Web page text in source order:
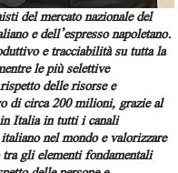
del mercato nazionale del
e dell’espresso napoletano.
e tracciabilità su tutta la
le più selettive
delle risorse e
di circa 200 milioni, grazie al
Italia in tutti i canali
nel mondo e valorizzare
gli elementi fondamentali